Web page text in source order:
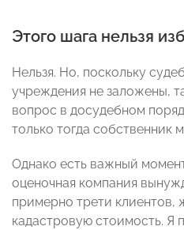
Этого шага нельзя
Нельзя. Но, поскольку
учреждения не заложены,
вопрос в досудебном
только тогда собственник
Однако есть важный
оценочная компания
примерно трети
кадастровую стоимость. Я